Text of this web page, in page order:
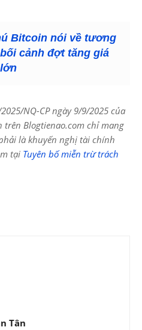
Bitcoin nói về tương
cảnh đợt tăng giá
lớn
NQ-CP ngày 9/9/2025 của
Blogtienao.com chỉ mang
là khuyến nghị tài chính
tại Tuyên bố miễn trừ trách
Tân